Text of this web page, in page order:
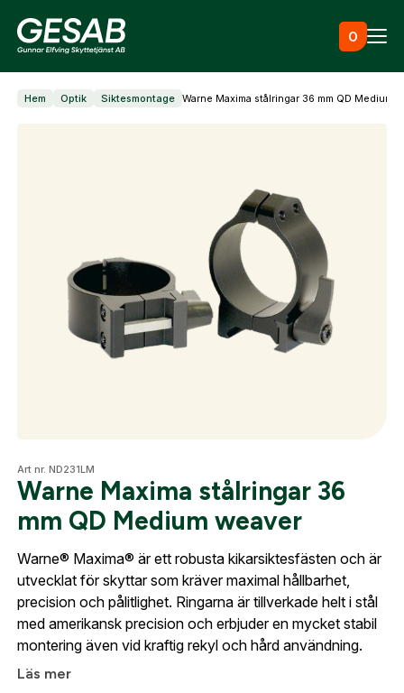
0
Ammunition
Jaktkläder & skor
Måltavlor
Optik
Mitt konto
Kontakta oss
Hem Optik Siktesmontage Warne Maxima stålringar 36 mm QD Medium
Art nr. ND231LM
Warne Maxima stålringar 36
mm QD Medium weaver
Warne® Maxima® är ett robusta kikarsiktesfästen och är
utvecklat för skyttar som kräver maximal hållbarhet,
precision och pålitlighet. Ringarna är tillverkade helt i stål
med amerikansk precision och erbjuder en mycket stabil
montering även vid kraftig rekyl och hård användning.
Läs mer
Skapa konto
Fyll i dina företags- eller föreningsuppgifter i
formuläret så återkommer vi till dig när kontot är
skapat. I vår FAQ hittar du svar på de vanligaste
frågorna gällande Mitt konto.